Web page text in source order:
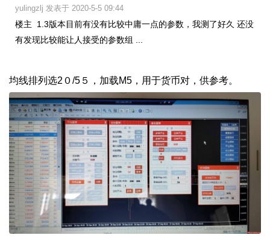
yulingzlj 发表于 2020-5-5 09:44
楼主 1.3版本目前有没有比较中庸一点的参数，我测了好久 还没
有发现比较能让人接受的参数组 ...
均线排列选2０/5５，加载M5，用于货币对，供参考。